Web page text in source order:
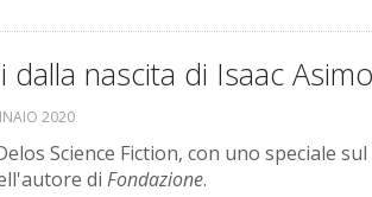
dalla nascita di Isaac
2020
Science Fiction, con uno speciale sul
di Fondazione.